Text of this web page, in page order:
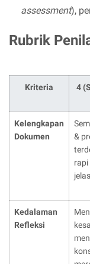
assessment),
Rubrik
Kriteria 4
Kelengkapan
Dokumen
&
rapi
jelas
Kedalaman
Refleksi